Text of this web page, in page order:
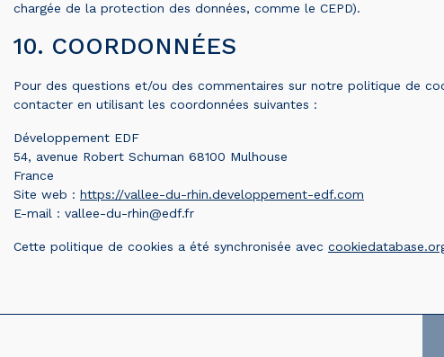
chargée de la protection des données, comme le CEPD).
10. COORDONNÉES
Pour des questions et/ou des commentaires sur notre politique de
contacter en utilisant les coordonnées suivantes :
Développement EDF
54, avenue Robert Schuman 68100 Mulhouse
France
Site web : https://vallee-du-rhin.developpement-edf.com
E-mail : rf.fde@nihr-ud-eellav
Cette politique de cookies a été synchronisée avec